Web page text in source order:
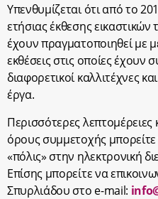
Υπενθυμίζεται ότι από το
ετήσιας έκθεσης
έχουν πραγματοποιηθεί με
εκθέσεις στις οποίες έχουν
διαφορετικοί καλλιτέχνες
έργα.
Περισσότερες
όρους συμμετοχής
«πόλις» στην ηλεκτρονική
Επίσης μπορείτε να
Σπυρλιάδου στο e-mail: